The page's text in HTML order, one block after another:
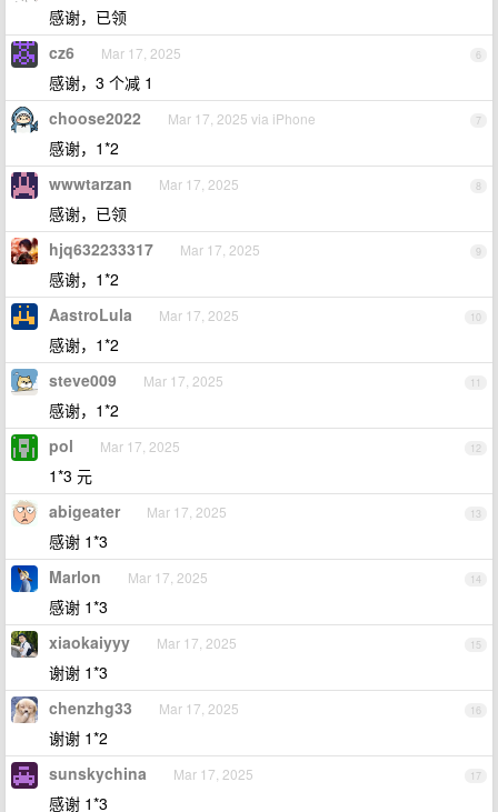
感谢，已领
6
cz6 Mar 17, 2025
感谢，3 个减 1
7
choose2022 Mar 17, 2025 via iPhone
感谢，1*2
8
wwwtarzan Mar 17, 2025
感谢，已领
9
hjq632233317 Mar 17, 2025
感谢，1*2
10
AastroLula Mar 17, 2025
感谢，1*2
11
steve009 Mar 17, 2025
感谢，1*2
12
pol Mar 17, 2025
1*3 元
13
abigeater Mar 17, 2025
感谢 1*3
14
Marlon Mar 17, 2025
感谢 1*3
15
xiaokaiyyy Mar 17, 2025
谢谢 1*3
16
chenzhg33 Mar 17, 2025
谢谢 1*2
17
sunskychina Mar 17, 2025
感谢 1*3